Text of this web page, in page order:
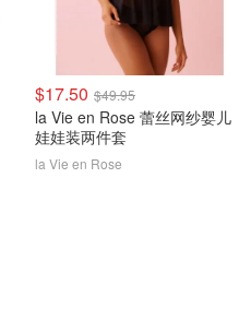
$17.50 $49.95
la Vie en Rose 蕾丝网纱婴儿
娃娃装两件套
la Vie en Rose